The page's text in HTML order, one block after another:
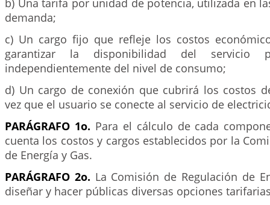
b) Una tarifa por unidad de potencia, utilizada en
demanda;
c) Un cargo fijo que refleje los costos
garantizar la disponibilidad del servicio
independientemente del nivel de consumo;
d) Un cargo de conexión que cubrirá los costos
vez que el usuario se conecte al servicio de
PARÁGRAFO 1o. Para el cálculo de cada
cuenta los costos y cargos establecidos por la
de Energía y Gas.
PARÁGRAFO 2o. La Comisión de Regulación de
diseñar y hacer públicas diversas opciones